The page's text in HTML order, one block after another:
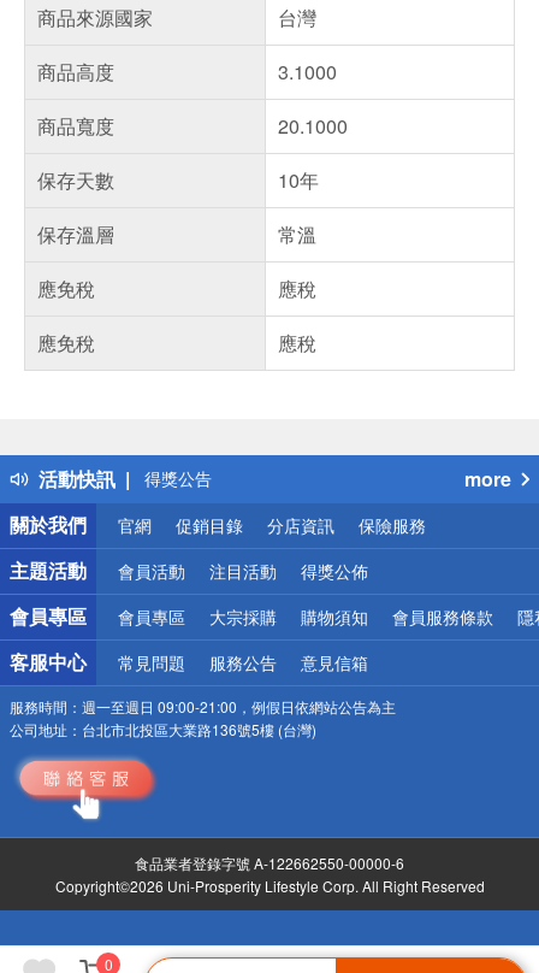
0
商品來源國家
台灣
商品高度
3.1000
商品寬度
20.1000
保存天數
10年
保存溫層
常溫
應免稅
應稅
應免稅
應稅
活動快訊
詐騙網頁！請小心！
得獎公告
熱門話題
銀行優惠
偏遠地區配送
詐騙網頁！請小心！
more
關於我們
官網 促銷目錄 分店資訊 保險服務
主題活動 會員活動 注目活動 得獎公佈
會員專區 會員專區 大宗採購 購物須知 會員服務條款 隱
客服中心 常見問題 服務公告 意見信箱
服務時間： 週一至週日 09:00-21:00，例假日依網站公告為主
公司地址： 台北市北投區大業路136號5樓 (台灣)
食品業者登錄字號 A-122662550-00000-6
Copyright©2026 Uni-Prosperity Lifestyle Corp. All Right Reserved